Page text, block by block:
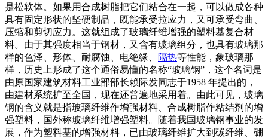
是松软体。如果用合成树脂把它们粘合在一起，可以做成各种
具有固定形状的坚硬制品，既能承受拉应力，又可承受弯曲、
压缩和剪切应力。这就组成了玻璃纤维增强的塑料基复合材
料。由于其强度相当于钢材，又含有玻璃组分，也具有玻璃那
样的色泽、形体、耐腐蚀、电绝缘、
隔热等性能，象玻璃那
样，历史上形成了这个通俗易懂的名称“玻璃钢”，这个名词是
由原国家建筑材料工业部部长赖际发同志于1958 年提出的，
由建材系统扩至全国，现在还普遍地采用着。由此可见，玻璃
钢的含义就是指玻璃纤维作增强材料、合成树脂作粘结剂的增
强塑料，国外称玻璃纤维增强塑料。随着我国玻璃钢事业的发
展，作为塑料基的增强材料，已由玻璃纤维扩大到碳纤维、硼